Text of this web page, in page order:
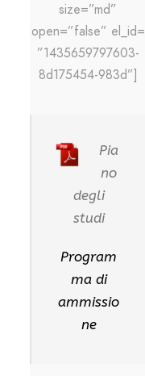
size=”md”
open=”false” el_id=
”1435659797603-
8d175454-983d”]
Pia
no
degli
studi
Program
ma di
ammissio
ne